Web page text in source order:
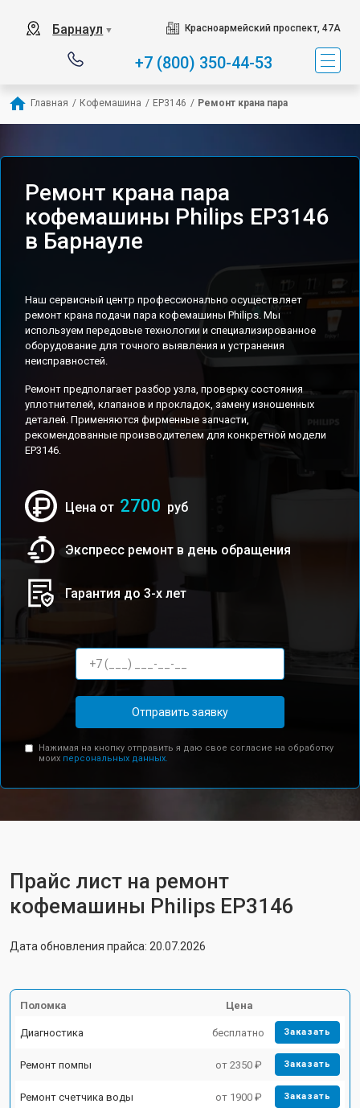
Барнаул ▼ Красноармейский проспект, 47А
+7 (800) 350-44-53
Главная / Кофемашина / EP3146 / Ремонт крана пара
Ремонт крана пара
кофемашины Philips EP3146
в Барнауле
Наш сервисный центр профессионально осуществляет
ремонт крана подачи пара кофемашины Philips. Мы
используем передовые технологии и специализированное
оборудование для точного выявления и устранения
неисправностей.
Ремонт предполагает разбор узла, проверку состояния
уплотнителей, клапанов и прокладок, замену изношенных
деталей. Применяются фирменные запчасти,
рекомендованные производителем для конкретной модели
EP3146.
Цена от 2700 руб
Экспресс ремонт в день обращения
Гарантия до 3-х лет
Отправить заявку
Нажимая на кнопку отправить я даю свое согласие на обработку
моих персональных данных.
Прайс лист на ремонт
кофемашины Philips EP3146
Дата обновления прайса: 20.07.2026
Поломка Цена
Диагностика бесплатно Заказать
Ремонт помпы от 2350 ₽ Заказать
Ремонт счетчика воды от 1900 ₽ Заказать